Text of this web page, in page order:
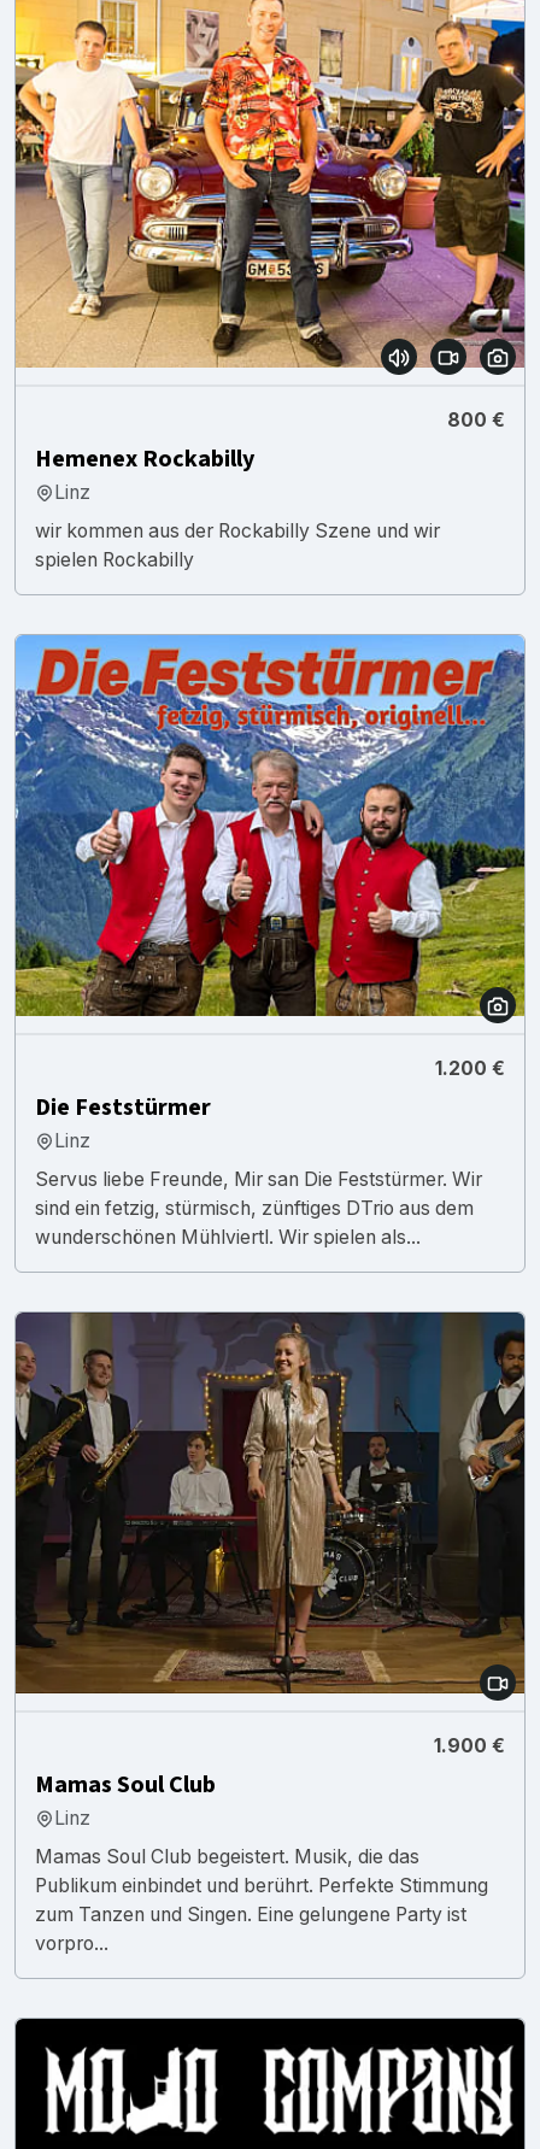
800 €
Hemenex Rockabilly
Linz
wir kommen aus der Rockabilly Szene und wir
spielen Rockabilly
1.200 €
Die Feststürmer
Linz
Servus liebe Freunde, Mir san Die Feststürmer. Wir
sind ein fetzig, stürmisch, zünftiges DTrio aus dem
wunderschönen Mühlviertl. Wir spielen als...
1.900 €
Mamas Soul Club
Linz
Mamas Soul Club begeistert. Musik, die das
Publikum einbindet und berührt. Perfekte Stimmung
zum Tanzen und Singen. Eine gelungene Party ist
vorpro...